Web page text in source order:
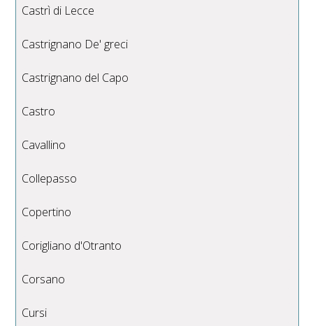
Castrì di Lecce
Castrignano De' greci
Castrignano del Capo
Castro
Cavallino
Collepasso
Copertino
Corigliano d'Otranto
Corsano
Cursi